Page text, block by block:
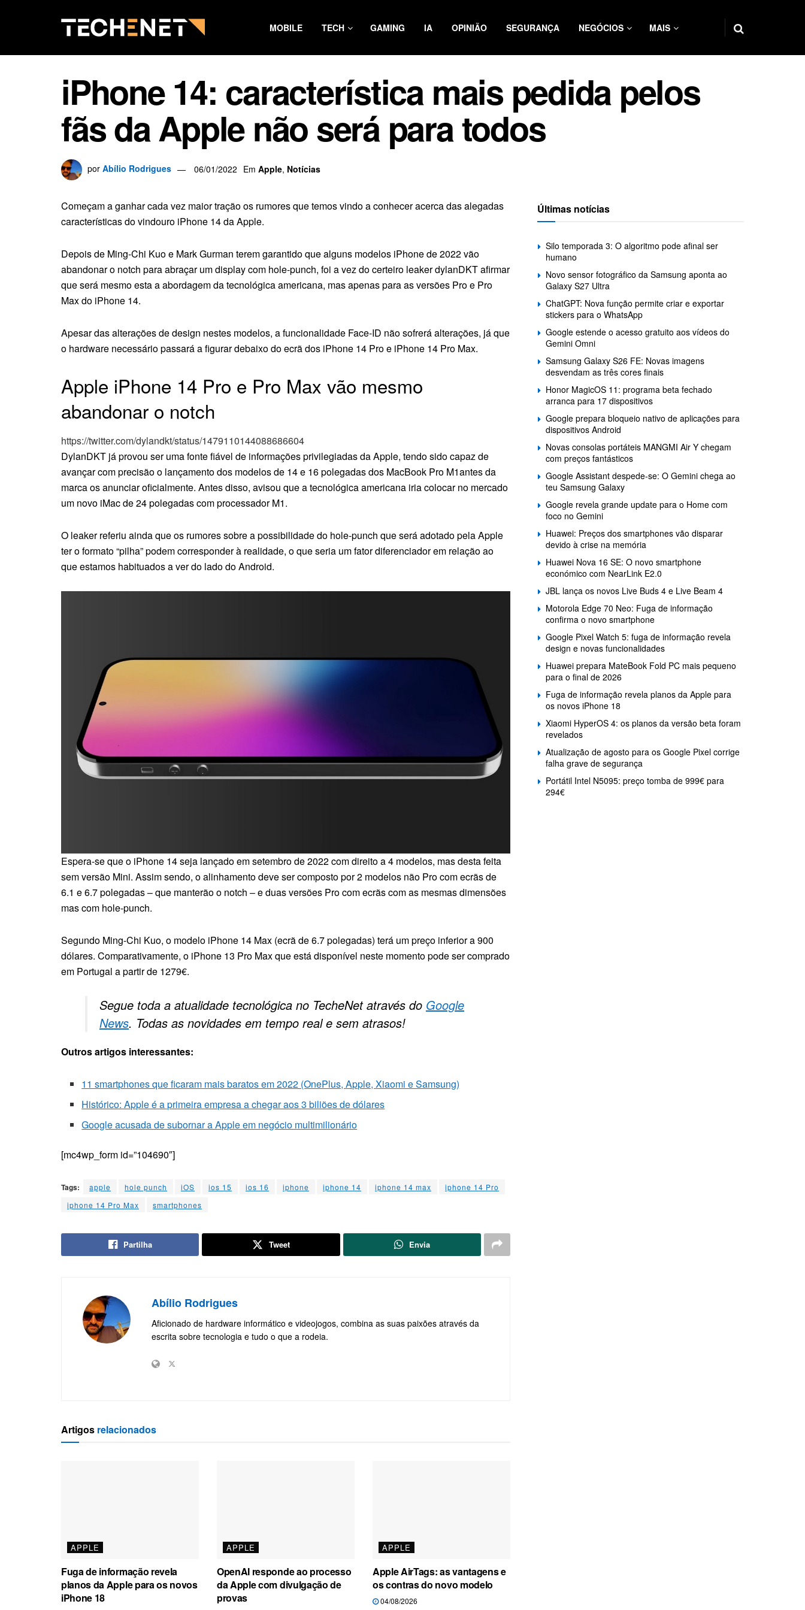
MOBILE TECH GAMING IA OPINIÃO SEGURANÇA NEGÓCIOS MAIS
iPhone 14: característica mais pedida pelos
fãs da Apple não será para todos
por Abílio Rodrigues 06/01/2022 Em Apple, Notícias
Começam a ganhar cada vez maior tração os rumores que temos vindo a conhecer acerca das alegadas
características do vindouro iPhone 14 da Apple.
Depois de Ming-Chi Kuo e Mark Gurman terem garantido que alguns modelos iPhone de 2022 vão
abandonar o notch para abraçar um display com hole-punch, foi a vez do certeiro leaker dylanDKT afirmar
que será mesmo esta a abordagem da tecnológica americana, mas apenas para as versões Pro e Pro
Max do iPhone 14.
Apesar das alterações de design nestes modelos, a funcionalidade Face-ID não sofrerá alterações, já que
o hardware necessário passará a figurar debaixo do ecrã dos iPhone 14 Pro e iPhone 14 Pro Max.
Apple iPhone 14 Pro e Pro Max vão mesmo
abandonar o notch
https://twitter.com/dylandkt/status/1479110144088686604
DylanDKT já provou ser uma fonte fiável de informações privilegiadas da Apple, tendo sido capaz de
avançar com precisão o lançamento dos modelos de 14 e 16 polegadas dos MacBook Pro M1antes da
marca os anunciar oficialmente. Antes disso, avisou que a tecnológica americana iria colocar no mercado
um novo iMac de 24 polegadas com processador M1.
O leaker referiu ainda que os rumores sobre a possibilidade do hole-punch que será adotado pela Apple
ter o formato “pilha” podem corresponder à realidade, o que seria um fator diferenciador em relação ao
que estamos habituados a ver do lado do Android.
Espera-se que o iPhone 14 seja lançado em setembro de 2022 com direito a 4 modelos, mas desta feita
sem versão Mini. Assim sendo, o alinhamento deve ser composto por 2 modelos não Pro com ecrãs de
6.1 e 6.7 polegadas – que manterão o notch – e duas versões Pro com ecrãs com as mesmas dimensões
mas com hole-punch.
Segundo Ming-Chi Kuo, o modelo iPhone 14 Max (ecrã de 6.7 polegadas) terá um preço inferior a 900
dólares. Comparativamente, o iPhone 13 Pro Max que está disponível neste momento pode ser comprado
em Portugal a partir de 1279€.
Segue toda a atualidade tecnológica no TecheNet através do Google
News. Todas as novidades em tempo real e sem atrasos!
Outros artigos interessantes:
11 smartphones que ficaram mais baratos em 2022 (OnePlus, Apple, Xiaomi e Samsung)
Histórico: Apple é a primeira empresa a chegar aos 3 biliões de dólares
Google acusada de subornar a Apple em negócio multimilionário
[mc4wp_form id=”104690″]
Tags: apple hole punch iOS ios 15 ios 16 iphone iphone 14 iphone 14 max
iphone 14 Pro
iphone 14 Pro Max
smartphones
Partilha Tweet Envia
Abílio Rodrigues
Aficionado de hardware informático e videojogos, combina as suas paixões através da
escrita sobre tecnologia e tudo o que a rodeia.
Artigos relacionados
APPLE
Fuga de informação revela
planos da Apple para os novos
iPhone 18
APPLE
OpenAI responde ao processo
da Apple com divulgação de
provas
APPLE
Apple AirTags: as vantagens e
os contras do novo modelo
04/08/2026
Últimas notícias
Silo temporada 3: O algoritmo pode afinal ser
humano
Novo sensor fotográfico da Samsung aponta ao
Galaxy S27 Ultra
ChatGPT: Nova função permite criar e exportar
stickers para o WhatsApp
Google estende o acesso gratuito aos vídeos do
Gemini Omni
Samsung Galaxy S26 FE: Novas imagens
desvendam as três cores finais
Honor MagicOS 11: programa beta fechado
arranca para 17 dispositivos
Google prepara bloqueio nativo de aplicações para
dispositivos Android
Novas consolas portáteis MANGMI Air Y chegam
com preços fantásticos
Google Assistant despede-se: O Gemini chega ao
teu Samsung Galaxy
Google revela grande update para o Home com
foco no Gemini
Huawei: Preços dos smartphones vão disparar
devido à crise na memória
Huawei Nova 16 SE: O novo smartphone
económico com NearLink E2.0
JBL lança os novos Live Buds 4 e Live Beam 4
Motorola Edge 70 Neo: Fuga de informação
confirma o novo smartphone
Google Pixel Watch 5: fuga de informação revela
design e novas funcionalidades
Huawei prepara MateBook Fold PC mais pequeno
para o final de 2026
Fuga de informação revela planos da Apple para
os novos iPhone 18
Xiaomi HyperOS 4: os planos da versão beta foram
revelados
Atualização de agosto para os Google Pixel corrige
falha grave de segurança
Portátil Intel N5095: preço tomba de 999€ para
294€